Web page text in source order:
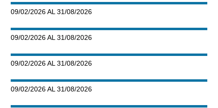
09/02/2026 AL 31/08/2026
09/02/2026 AL 31/08/2026
09/02/2026 AL 31/08/2026
09/02/2026 AL 31/08/2026